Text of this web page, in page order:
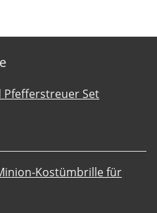
Pfefferstreuer Set
Kostümbrille für